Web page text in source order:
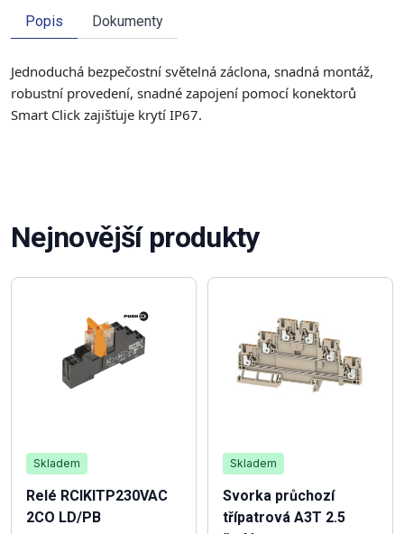
Popis Dokumenty
Jednoduchá bezpečostní světelná záclona, snadná montáž,
robustní provedení, snadné zapojení pomocí konektorů
Smart Click zajišťuje krytí IP67.
Nejnovější produkty
Skladem
Relé RCIKITP230VAC
2CO LD/PB
Skladem
Svorka průchozí
třípatrová A3T 2.5